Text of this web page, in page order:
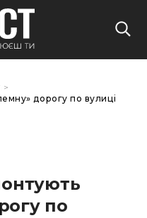
>
дорогу по вулиці
по